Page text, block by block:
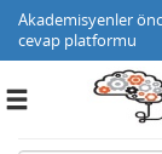
Akademisyenler
cevap platformu
Toggle